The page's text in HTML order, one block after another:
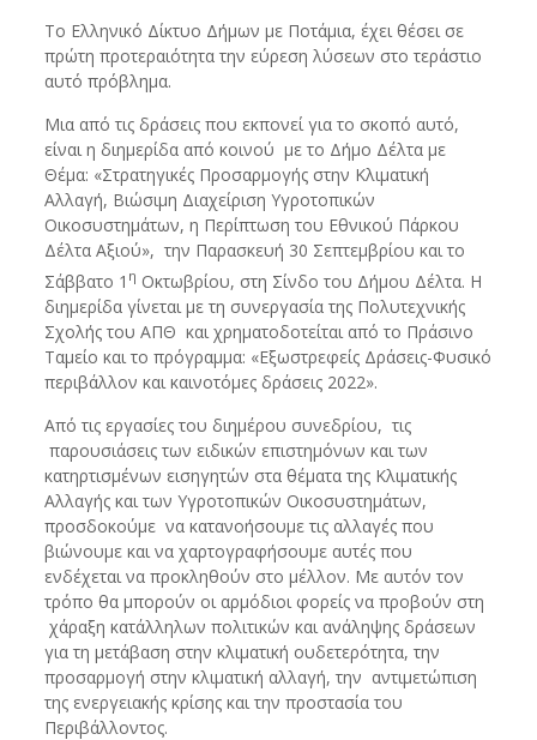
Το Ελληνικό Δίκτυο Δήμων με Ποτάμια, έχει θέσει σε
πρώτη προτεραιότητα την εύρεση λύσεων στο τεράστιο
αυτό πρόβλημα.
Μια από τις δράσεις που εκπονεί για το σκοπό αυτό,
είναι η διημερίδα από κοινού με το Δήμο Δέλτα με
Θέμα: «Στρατηγικές Προσαρμογής στην Κλιματική
Αλλαγή, Βιώσιμη Διαχείριση Υγροτοπικών
Οικοσυστημάτων, η Περίπτωση του Εθνικού Πάρκου
Δέλτα Αξιού», την Παρασκευή 30 Σεπτεμβρίου και το
Σάββατο 1 η Οκτωβρίου, στη Σίνδο του Δήμου Δέλτα. Η
διημερίδα γίνεται με τη συνεργασία της Πολυτεχνικής
Σχολής του ΑΠΘ και χρηματοδοτείται από το Πράσινο
Ταμείο και το πρόγραμμα: «Εξωστρεφείς Δράσεις-Φυσικό
περιβάλλον και καινοτόμες δράσεις 2022».
Από τις εργασίες του διημέρου συνεδρίου, τις
παρουσιάσεις των ειδικών επιστημόνων και των
κατηρτισμένων εισηγητών στα θέματα της Κλιματικής
Αλλαγής και των Υγροτοπικών Οικοσυστημάτων,
προσδοκούμε να κατανοήσουμε τις αλλαγές που
βιώνουμε και να χαρτογραφήσουμε αυτές που
ενδέχεται να προκληθούν στο μέλλον. Με αυτόν τον
τρόπο θα μπορούν οι αρμόδιοι φορείς να προβούν στη
χάραξη κατάλληλων πολιτικών και ανάληψης δράσεων
για τη μετάβαση στην κλιματική ουδετερότητα, την
προσαρμογή στην κλιματική αλλαγή, την αντιμετώπιση
της ενεργειακής κρίσης και την προστασία του
Περιβάλλοντος.